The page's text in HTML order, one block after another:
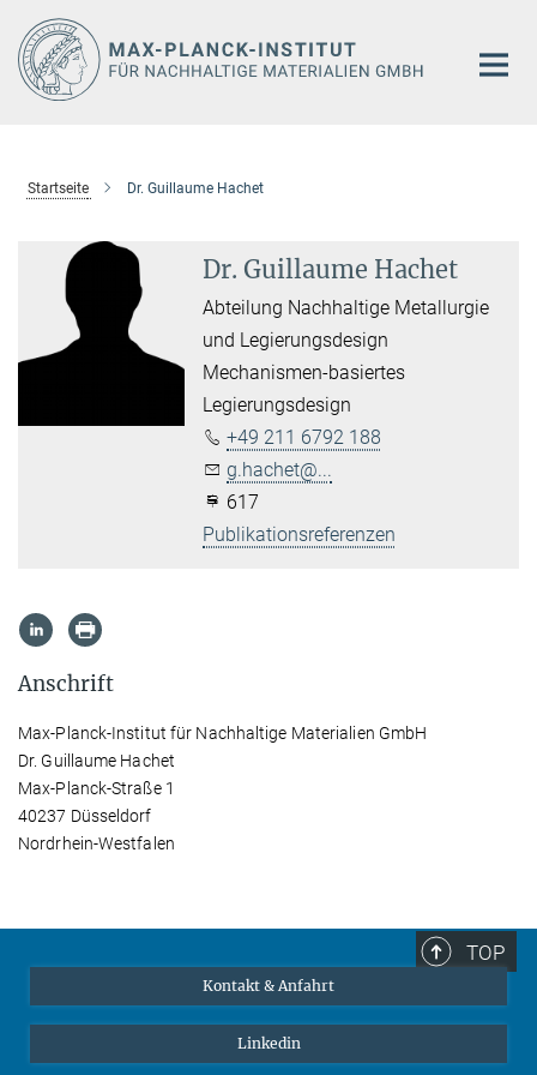
Hauptinhalt
Startseite Dr. Guillaume Hachet
Dr. Guillaume Hachet
Abteilung Nachhaltige Metallurgie
und Legierungsdesign
Mechanismen-basiertes
Legierungsdesign
+49 211 6792 188
g.hachet@...
617
Publikationsreferenzen
Anschrift
Max-Planck-Institut für Nachhaltige Materialien GmbH
Dr. Guillaume Hachet
Max-Planck-Straße 1
40237 Düsseldorf
Nordrhein-Westfalen
TOP
Kontakt & Anfahrt
Linkedin